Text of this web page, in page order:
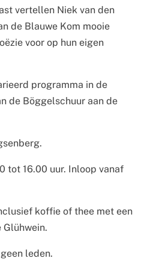
vertellen Niek van den
de Blauwe Kom mooie
voor op hun eigen
programma in de
de Böggelschuur aan de
uur. Inloop vanaf
koffie of thee met een
Glühwein.
leden.